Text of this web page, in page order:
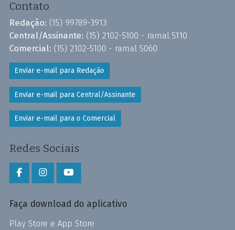
Contato
Redação: (15) 99789-3913
Central/Assinante: (15) 2102-5100 - ramal 5110
Comercial: (15) 2102-5100 - ramal 5060
Enviar e-mail para Redação
Enviar e-mail para Central/Assinante
Enviar e-mail para o Comercial
Redes Sociais
Faça download do aplicativo
Play Store e App Store